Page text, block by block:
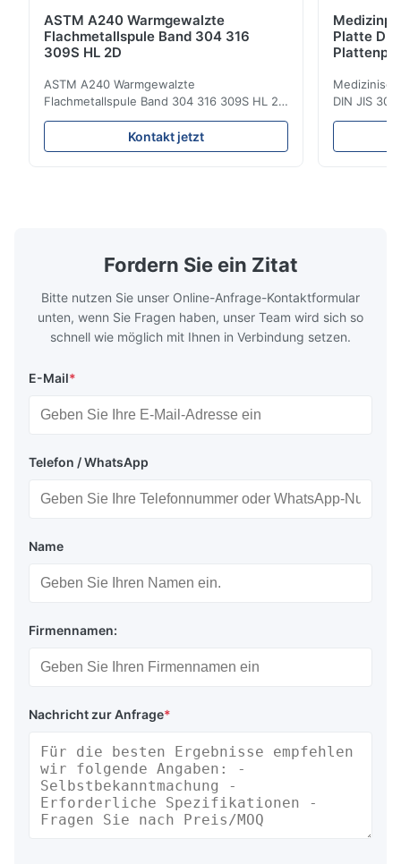
ASTM A240 Warmgewalzte
Flachmetallspule Band 304 316
309S HL 2D
ASTM A240 Warmgewalzte
Flachmetallspule Band 304 316 309S HL 2D
Warm-/Kaltgewalzte Edelstahlspule Band
304 316 309S 310 310S 316L 321 ASTM
A240 Produktspezifikationen Produktname
Kontakt jetzt
Platte
DIN JIS
310
Fordern Sie ein Zitat
Bitte nutzen Sie unser Online-Anfrage-Kontaktformular
unten, wenn Sie Fragen haben, unser Team wird sich so
schnell wie möglich mit Ihnen in Verbindung setzen.
E-Mail*
Telefon / WhatsApp
Name
Firmennamen:
Nachricht zur Anfrage*